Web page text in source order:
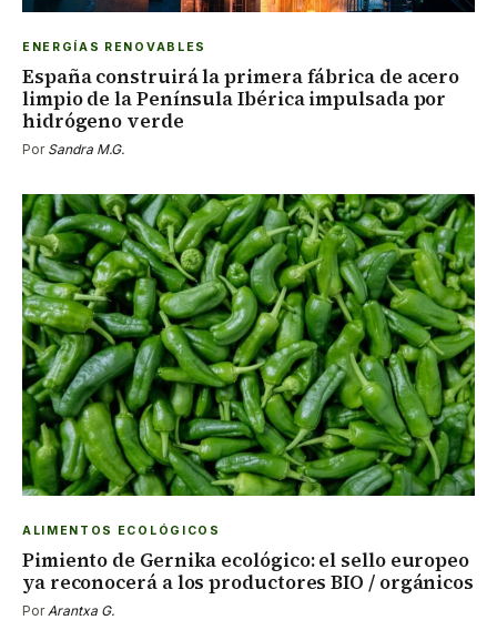
ENERGÍAS RENOVABLES
España construirá la primera fábrica de acero
limpio de la Península Ibérica impulsada por
hidrógeno verde
Por Sandra M.G.
ALIMENTOS ECOLÓGICOS
Pimiento de Gernika ecológico: el sello europeo
ya reconocerá a los productores BIO / orgánicos
Por Arantxa G.